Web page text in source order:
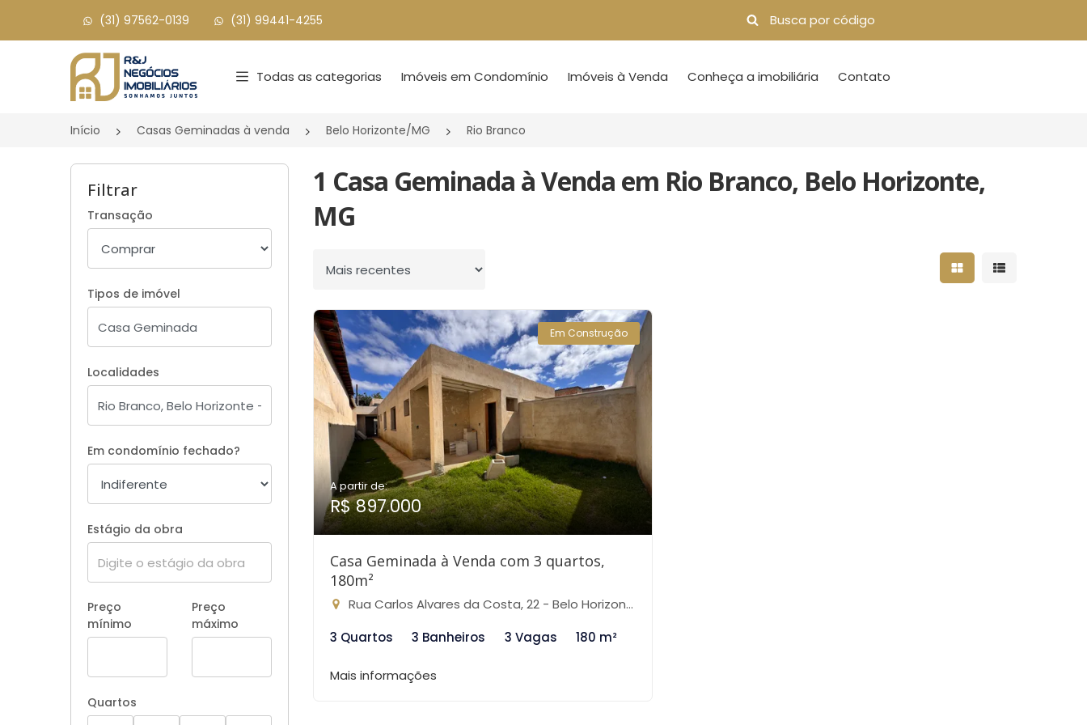
(31) 97562-0139 (31) 99441-4255
Página inicial
Todas as categorias Imóveis em Condomínio Imóveis à Venda Conheça a imobiliária Contato
Início Casas Geminadas à venda Belo Horizonte/MG Rio Branco
Filtrar
Transação
Tipos de imóvel
Localidades
Em condomínio fechado?
Estágio da obra
Preço
mínimo
Preço
máximo
Quartos
1 Casa Geminada à Venda em Rio Branco, Belo Horizonte,
MG
Ordenar por Mostrar resultados
Mostrar
Em Construção
A partir de:
R$ 897.000
Casa Geminada à Venda com 3 quartos,
180m²
Rua Carlos Alvares da Costa, 22 - Belo Horizonte - MG, 22 - Rio Branco, Belo Horizonte-MG
3 Quartos
3 Banheiros 3 Vagas 180 m²
Mais informações